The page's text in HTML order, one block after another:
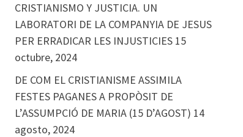
CRISTIANISMO Y JUSTICIA. UN
LABORATORI DE LA COMPANYIA DE JESUS
PER ERRADICAR LES INJUSTICIES 15
octubre, 2024
DE COM EL CRISTIANISME ASSIMILA
FESTES PAGANES A PROPÒSIT DE
L’ASSUMPCIÓ DE MARIA (15 D’AGOST) 14
agosto, 2024